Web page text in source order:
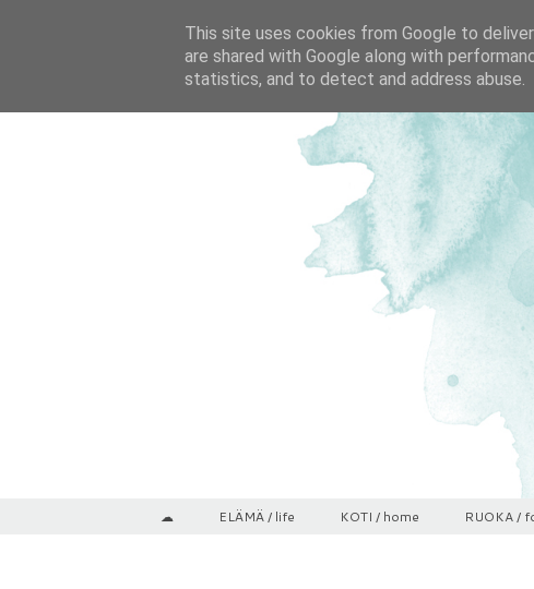
☁ ELÄMÄ / life KOTI / home RUOKA /
This site uses cookies from Google to
are shared with Google along with
statistics, and to detect and address abuse.